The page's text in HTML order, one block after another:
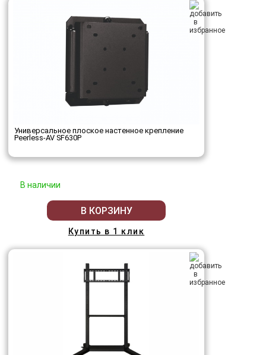
Универсальное плоское настенное крепление
Peerless-AV SF630P
В наличии
В КОРЗИНУ
Купить в 1 клик